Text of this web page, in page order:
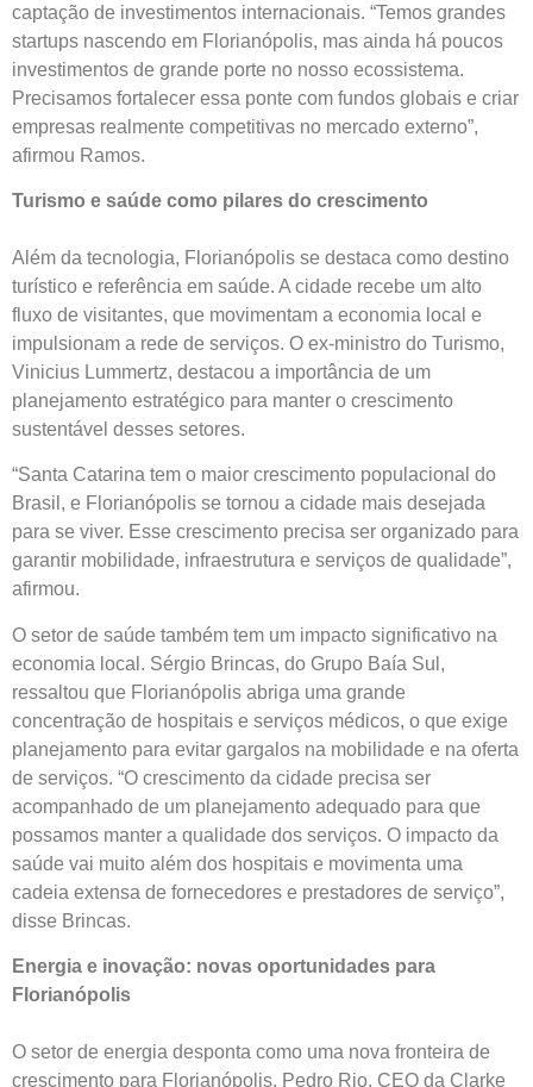
captação de investimentos internacionais. “Temos grandes
startups nascendo em Florianópolis, mas ainda há poucos
investimentos de grande porte no nosso ecossistema.
Precisamos fortalecer essa ponte com fundos globais e criar
empresas realmente competitivas no mercado externo”,
afirmou Ramos.
Turismo e saúde como pilares do crescimento
Além da tecnologia, Florianópolis se destaca como destino
turístico e referência em saúde. A cidade recebe um alto
fluxo de visitantes, que movimentam a economia local e
impulsionam a rede de serviços. O ex-ministro do Turismo,
Vinicius Lummertz, destacou a importância de um
planejamento estratégico para manter o crescimento
sustentável desses setores.
“Santa Catarina tem o maior crescimento populacional do
Brasil, e Florianópolis se tornou a cidade mais desejada
para se viver. Esse crescimento precisa ser organizado para
garantir mobilidade, infraestrutura e serviços de qualidade”,
afirmou.
O setor de saúde também tem um impacto significativo na
economia local. Sérgio Brincas, do Grupo Baía Sul,
ressaltou que Florianópolis abriga uma grande
concentração de hospitais e serviços médicos, o que exige
planejamento para evitar gargalos na mobilidade e na oferta
de serviços. “O crescimento da cidade precisa ser
acompanhado de um planejamento adequado para que
possamos manter a qualidade dos serviços. O impacto da
saúde vai muito além dos hospitais e movimenta uma
cadeia extensa de fornecedores e prestadores de serviço”,
disse Brincas.
Energia e inovação: novas oportunidades para
Florianópolis
O setor de energia desponta como uma nova fronteira de
crescimento para Florianópolis. Pedro Rio, CEO da Clarke